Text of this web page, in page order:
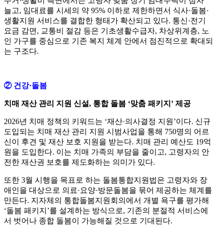
늘고, 임대료를 시세의 약 95% 이하로 제한하면서 식사·돌봄·
생활지원 서비스를 결합한 형태가 확산되고 있다. 통신·전기
요금 감면, 교통비 절감 등은 기초생활수급자, 차상위계층, 노
인 가구를 중심으로 기존 복지 체계 안에서 점진적으로 확대되
는 구조다.​​
② 건강·돌봄
치매 재산 관리 지원 신설, 통합 돌봄 ‘맞춤 패키지’ 제공
2026년 치매 정책의 키워드는 ‘재산·의사결정 지원’이다. 신규
도입되는 치매 재산 관리 지원 시범사업을 통해 750명의 어르
신이 후견 및 재산 보호 지원을 받는다. 치매 관리 예산도 19억
원을 도입한다. 이는 치매 가족의 부담을 줄이고, 고령자의 안
전한 재산권 보호를 제도화하는 의미가 있다.
또한 3월 시행을 목표로 하는 돌봄통합지원법은 고령자와 장
애인을 대상으로 의료·요양·방문돌봄을 묶어 제공하는 체계를
만든다. 지자체의 통합돌봄지원회의에서 개별 욕구를 평가해
‘돌봄 패키지’를 설계하는 방식으로, 기존의 분절적 서비스에
서 벗어나 종합 돌봄이 가능해질 것으로 기대된다. ​